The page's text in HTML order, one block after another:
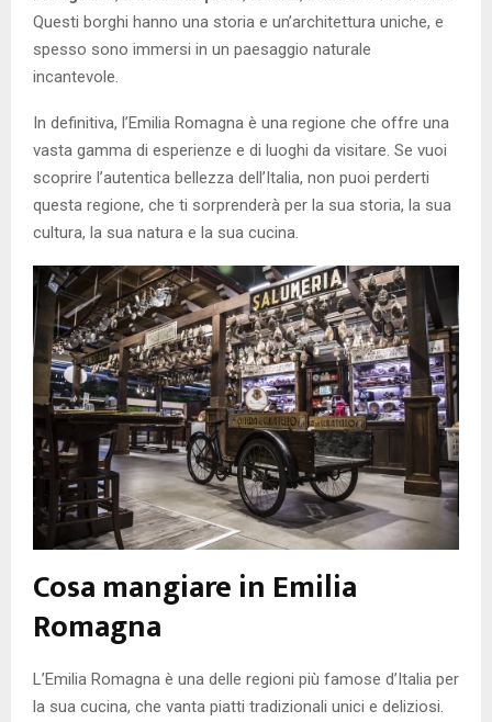
Questi borghi hanno una storia e un’architettura uniche, e
spesso sono immersi in un paesaggio naturale
incantevole.
In definitiva, l’Emilia Romagna è una regione che offre una
vasta gamma di esperienze e di luoghi da visitare. Se vuoi
scoprire l’autentica bellezza dell’Italia, non puoi perderti
questa regione, che ti sorprenderà per la sua storia, la sua
cultura, la sua natura e la sua cucina.
Cosa mangiare in Emilia
Romagna
L’Emilia Romagna è una delle regioni più famose d’Italia per
la sua cucina, che vanta piatti tradizionali unici e deliziosi.